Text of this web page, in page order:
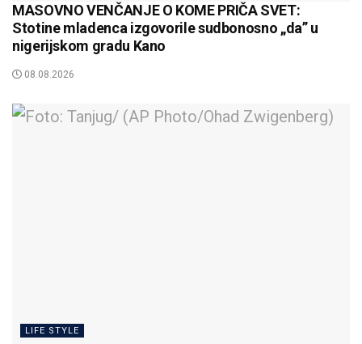
MASOVNO VENČANJE O KOME PRIČA SVET:
Stotine mladenca izgovorile sudbonosno „da” u
nigerijskom gradu Kano
08.08.2026
LIFE STYLE